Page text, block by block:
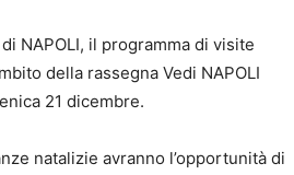
NAPOLI, il programma di visite
della rassegna Vedi NAPOLI
21 dicembre.
natalizie avranno l’opportunità di